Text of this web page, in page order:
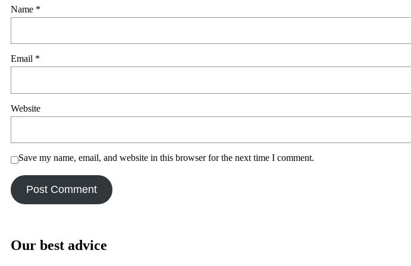
Name *
Email *
Website
Save my name, email, and website in this browser for the next time I comment.
Our best advice